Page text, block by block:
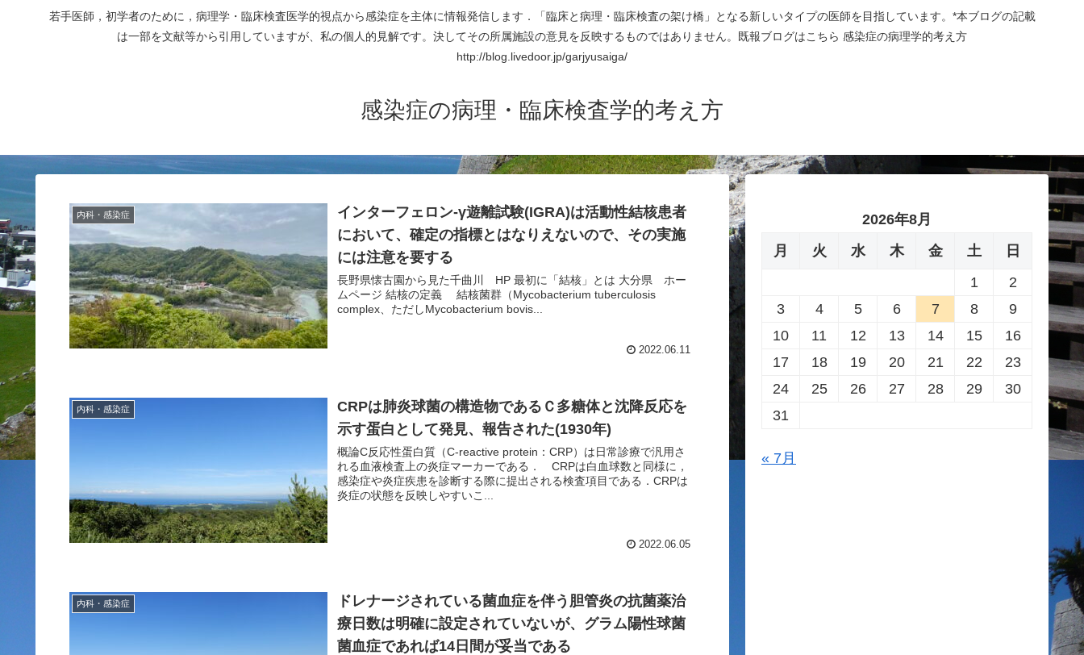
若手医師，初学者のために，病理学・臨床検査医学的視点から感染症を主体に情報発信します．「臨床と病理・臨床検査の架け橋」となる新しいタイプの医師を目指しています。*本ブログの記載
は一部を文献等から引用していますが、私の個人的見解です。決してその所属施設の意見を反映するものではありません。既報ブログはこちら 感染症の病理学的考え方
http://blog.livedoor.jp/garjyusaiga/
感染症の病理・臨床検査学的考え方
内科・感染症
インターフェロン-γ遊離試験(IGRA)は活動性結核患者
において、確定の指標とはなりえないので、その実施
には注意を要する
長野県懐古園から見た千曲川 HP 最初に「結核」とは 大分県 ホー
ムページ 結核の定義 結核菌群（Mycobacterium tuberculosis
complex、ただしMycobacterium bovis...
2022.06.11
内科・感染症
CRPは肺炎球菌の構造物であるＣ多糖体と沈降反応を
示す蛋白として発見、報告された(1930年)
概論C反応性蛋白質（C-reactive protein：CRP）は日常診療で汎用さ
れる血液検査上の炎症マーカーである． CRPは白血球数と同様に，
感染症や炎症疾患を診断する際に提出される検査項目である．CRPは
炎症の状態を反映しやすいこ...
2022.06.05
内科・感染症
ドレナージされている菌血症を伴う胆管炎の抗菌薬治
療日数は明確に設定されていないが、グラム陽性球菌
菌血症であれば14日間が妥当である
2026年8月
月
火 水 木 金 土
日
1
2
3
4 5 6 7 8
9
10
11 12 13 14 15
16
17
18 19 20 21 22
23
24
25 26 27 28 29
30
31
« 7月